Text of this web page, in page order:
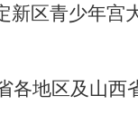
区青少年宫
各地区及山西